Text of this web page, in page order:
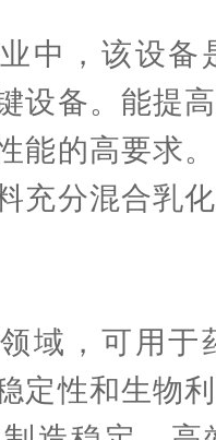
，该设备
设备。能提
能的高要求
充分混合乳
，可用于
定性和生物